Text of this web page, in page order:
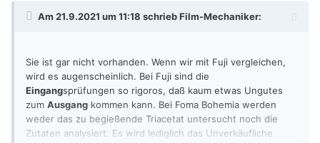
Am 21.9.2021 um 11:18 schriebFilm-Mechaniker:
Sie ist gar nicht vorhanden. Wenn wir mit Fuji vergleichen,
wird es augenscheinlich. Bei Fuji sind die
Eingangsprüfungen so rigoros, daß kaum etwas Ungutes
zum Ausgang kommen kann. Bei Foma Bohemia werden
weder das zu begießende Triacetat untersucht noch die
Zutaten analysiert. Es wird lediglich das Unverkäufliche